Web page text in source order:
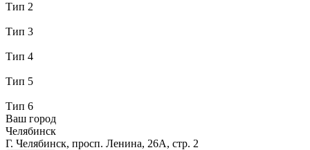
Тип 2
Тип 3
Тип 4
Тип 5
Тип 6
Ваш город
Челябинск
Г. Челябинск, просп. Ленина, 26А, стр. 2